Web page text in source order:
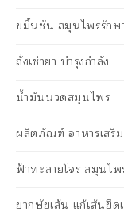
ขมิ้นชัน สมุนไพรรักษา
ถั่งเช่ายา บำรุงกำลัง
น้ำมันนวดสมุนไพร
ผลิตภัณฑ์ อาหารเสริม
ฟ้าทะลายโจร สมุนไพ
ยากษัยเส้น แก้เส้นยึด